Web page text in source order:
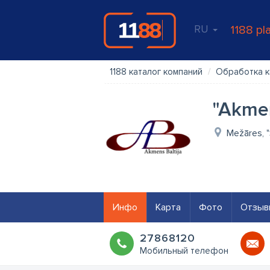
RU 1188
1188 каталог компаний Обработка
Mežāres,
Инфо Карта Фото
27868120
Мобильный телефон